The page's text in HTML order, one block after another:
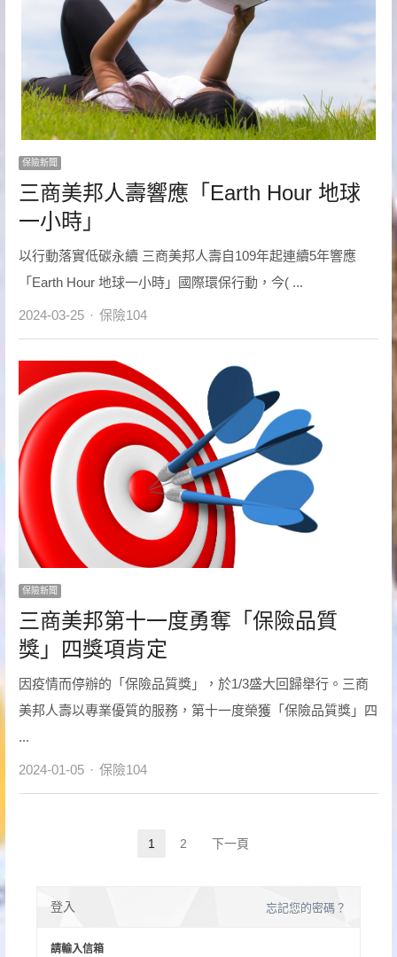
保險新聞
三商美邦人壽響應「Earth Hour 地球
一小時」
以行動落實低碳永續 三商美邦人壽自109年起連續5年響應
「Earth Hour 地球一小時」國際環保行動，今( ...
2024-03-25 Author
保險104
保險新聞
三商美邦第十一度勇奪「保險品質
獎」四獎項肯定
因疫情而停辦的「保險品質獎」，於1/3盛大回歸舉行。三商
美邦人壽以專業優質的服務，第十一度榮獲「保險品質獎」四
...
2024-01-05 Author
保險104
Page
1 Page
2 下一頁
登入 忘記您的密碼？
請輸入信箱